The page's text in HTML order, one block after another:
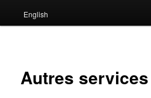
English
Autres services